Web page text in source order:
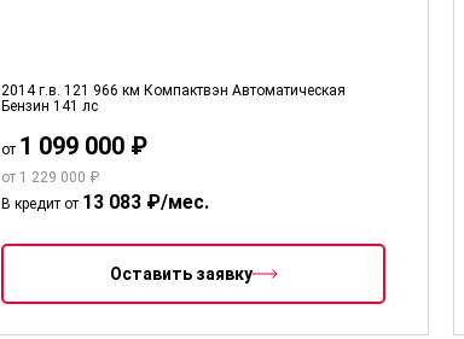
2014 г.в. 121 966 км Компактвэн Автоматическая
Бензин 141 лс
от 1 099 000 ₽
от 1 229 000 ₽
В кредит от 13 083 ₽/мес.
Оставить заявку